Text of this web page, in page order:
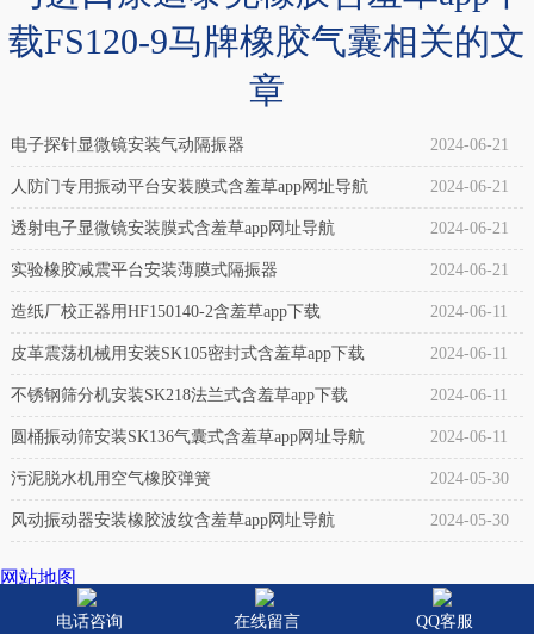
(冲
床
专
用)
介
绍：
自
封
式，
是
其
橡
胶
草
app
下
纠
偏
气
囊
胶
含
羞
载FS120-9马牌橡胶气囊相关的文
章
电子探针显微镜安装气动隔振器 2024-06-21
人防门专用振动平台安装膜式含羞草app网址导航 2024-06-21
透射电子显微镜安装膜式含羞草app网址导航 2024-06-21
实验橡胶减震平台安装薄膜式隔振器 2024-06-21
造纸厂校正器用HF150140-2含羞草app下载 2024-06-11
皮革震荡机械用安装SK105密封式含羞草app下载 2024-06-11
不锈钢筛分机安装SK218法兰式含羞草app下载 2024-06-11
圆桶振动筛安装SK136气囊式含羞草app网址导航 2024-06-11
污泥脱水机用空气橡胶弹簧 2024-05-30
风动振动器安装橡胶波纹含羞草app网址导航 2024-05-30
电话咨询 在线留言 QQ客服
网站地图